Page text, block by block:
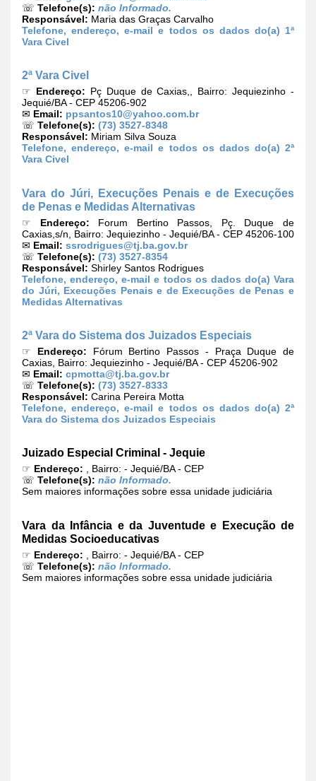
☏ Telefone(s): não Informado.
Responsável: Maria das Graças Carvalho
Telefone, endereço, e-mail e todos os dados do(a) 1ª
Vara Civel
2ª Vara Civel
☞ Endereço: Pç Duque de Caxias,, Bairro: Jequiezinho -
Jequié/BA - CEP 45206-902
✉ Email: ppsantos10@yahoo.com.br
☏ Telefone(s): (73) 3527-8348
Responsável: Miriam Silva Souza
Telefone, endereço, e-mail e todos os dados do(a) 2ª
Vara Civel
Vara do Júri, Execuções Penais e de Execuções
de Penas e Medidas Alternativas
☞ Endereço: Forum Bertino Passos, Pç. Duque de
Caxias,s/n, Bairro: Jequiezinho - Jequié/BA - CEP 45206-100
✉ Email: ssrodrigues@tj.ba.gov.br
☏ Telefone(s): (73) 3527-8354
Responsável: Shirley Santos Rodrigues
Telefone, endereço, e-mail e todos os dados do(a) Vara
do Júri, Execuções Penais e de Execuções de Penas e
Medidas Alternativas
2ª Vara do Sistema dos Juizados Especiais
☞ Endereço: Fórum Bertino Passos - Praça Duque de
Caxias, Bairro: Jequiezinho - Jequié/BA - CEP 45206-902
✉ Email: cpmotta@tj.ba.gov.br
☏ Telefone(s): (73) 3527-8333
Responsável: Carina Pereira Motta
Telefone, endereço, e-mail e todos os dados do(a) 2ª
Vara do Sistema dos Juizados Especiais
Juizado Especial Criminal - Jequie
☞ Endereço: , Bairro: - Jequié/BA - CEP
☏ Telefone(s): não Informado.
Sem maiores informações sobre essa unidade judiciária
Vara da Infância e da Juventude e Execução de
Medidas Socioeducativas
☞ Endereço: , Bairro: - Jequié/BA - CEP
☏ Telefone(s): não Informado.
Sem maiores informações sobre essa unidade judiciária